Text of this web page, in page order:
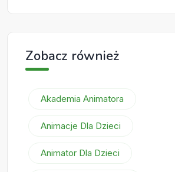
Zobacz również
Akademia Animatora
Animacje Dla Dzieci
Animator Dla Dzieci